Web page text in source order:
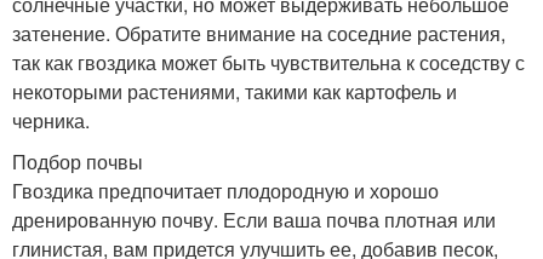
затенение. Обратите внимание на соседние растения,
так как гвоздика может быть чувствительна к соседству с
некоторыми растениями, такими как картофель и
черника.
Подбор почвы
Гвоздика предпочитает плодородную и хорошо
дренированную почву. Если ваша почва плотная или
глинистая, вам придется улучшить ее, добавив песок,